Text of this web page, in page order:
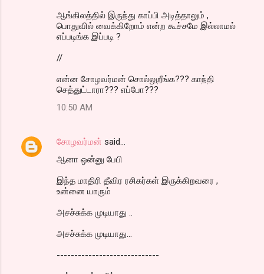
ஆங்கிலத்தில் இருந்து காப்பி அடித்தாலும் ,
பொதுவில் வைக்கிறோம் என்ற கூச்சமே இல்லாமல்
எப்படிங்க இப்படி ?
//
என்ன சோழவர்மன் சொல்லுறீங்க??? காந்தி
செத்துட்டாரா??? எப்போ???
10:50 AM
சோழவர்மன் said…
ஆனா ஒன்னு பேபி
இந்த மாதிரி தீவிர ரசிகர்கள் இருக்கிறவரை ,
உன்னை யாரும்
அசச்சுக்க முடியாது ..
அசச்சுக்க முடியாது...
-----------------------------